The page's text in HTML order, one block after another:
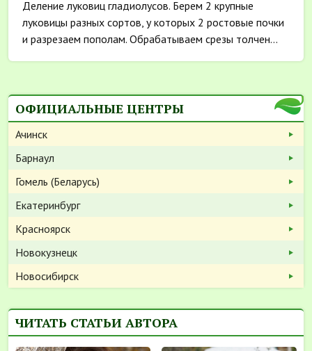
Деление луковиц гладиолусов. Берем 2 крупные
луковицы разных сортов, у которых 2 ростовые почки
и разрезаем пополам. Обрабатываем срезы толчен...
ОФИЦИАЛЬНЫЕ ЦЕНТРЫ
Ачинск
Барнаул
Гомель (Беларусь)
Екатеринбург
Красноярск
Новокузнецк
Новосибирск
ЧИТАТЬ СТАТЬИ АВТОРА